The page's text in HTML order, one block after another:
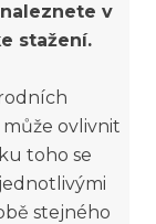
v
stažení.
ovlivnit
toho se
stejného